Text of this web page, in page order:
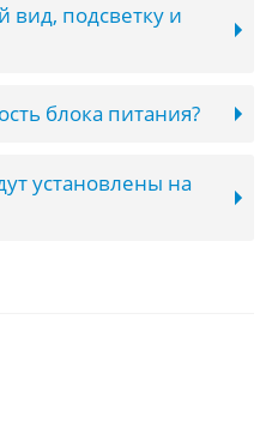
вид, подсветку и
блока питания?
установлены на